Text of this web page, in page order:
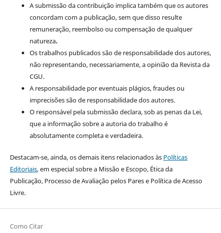
A submissão da contribuição implica também que os autores
concordam com a publicação, sem que disso resulte
remuneração, reembolso ou compensação de qualquer
natureza.
Os trabalhos publicados são de responsabilidade dos autores,
não representando, necessariamente, a opinião da Revista da
CGU.
A responsabilidade por eventuais plágios, fraudes ou
imprecisões são de responsabilidade dos autores.
O responsável pela submissão declara, sob as penas da Lei,
que a informação sobre a autoria do trabalho é
absolutamente completa e verdadeira.
Destacam-se, ainda, os demais itens relacionados às Políticas
Editoriais, em especial sobre a Missão e Escopo, Ética da
Publicação, Processo de Avaliação pelos Pares e Política de Acesso
Livre.
Como Citar